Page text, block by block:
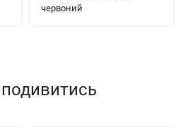
червоний